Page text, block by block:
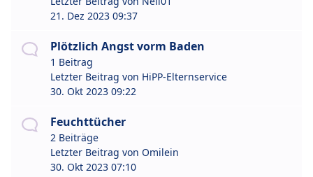
21. Dez 2023 09:37
Plötzlich Angst vorm Baden
1 Beitrag
Letzter Beitrag von HiPP-Elternservice
30. Okt 2023 09:22
Feuchttücher
2 Beiträge
Letzter Beitrag von Omilein
30. Okt 2023 07:10